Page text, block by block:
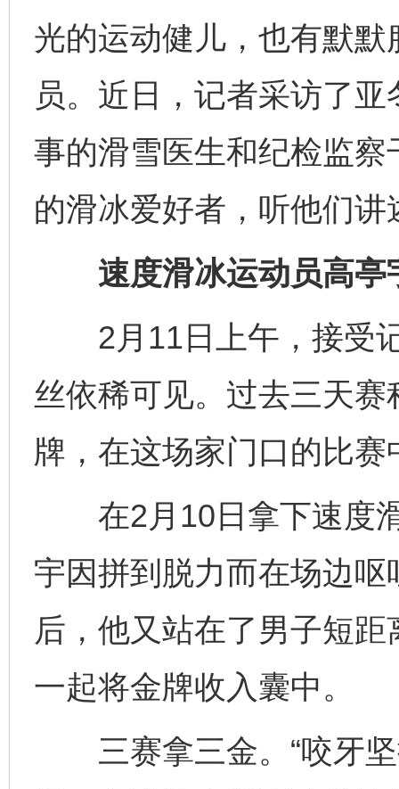
光的运动健儿，也有默
员。近日，记者采访了
事的滑雪医生和纪检监察
的滑冰爱好者，听他们
速度滑冰运动员高亭
2月11日上午，接受记
丝依稀可见。过去三天
牌，在这场家门口的比赛
在2月10日拿下速度滑
宇因拼到脱力而在场边
后，他又站在了男子短
一起将金牌收入囊中。
三赛拿三金。“咬牙坚